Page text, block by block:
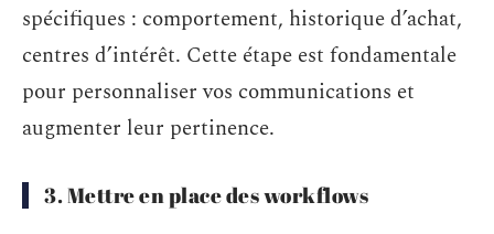
spécifiques : comportement, historique d’achat,
centres d’intérêt. Cette étape est fondamentale
pour personnaliser vos communications et
augmenter leur pertinence.
3. Mettre en place des workflows